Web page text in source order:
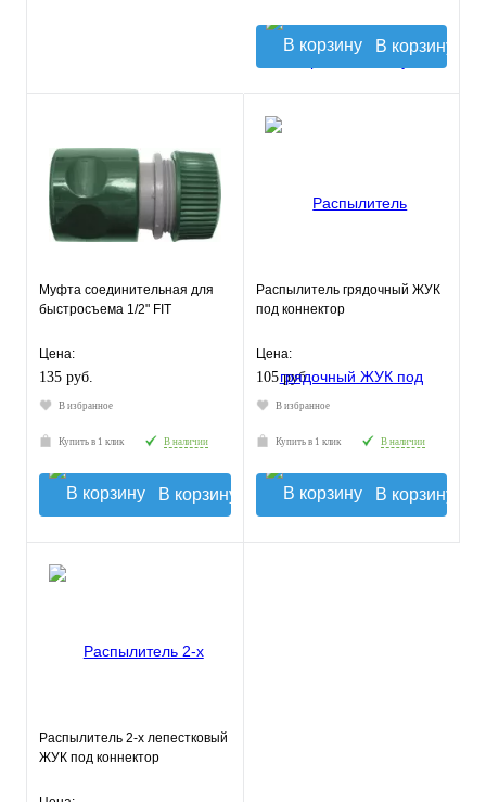
В корзину
Муфта соединительная для
быстросъема 1/2" FIT
Цена:
135 руб.
В избранное
Купить в 1 клик В наличии
В корзину
Распылитель грядочный ЖУК
под коннектор
Цена:
105 руб.
В избранное
Купить в 1 клик В наличии
В корзину
Распылитель 2-х лепестковый
ЖУК под коннектор